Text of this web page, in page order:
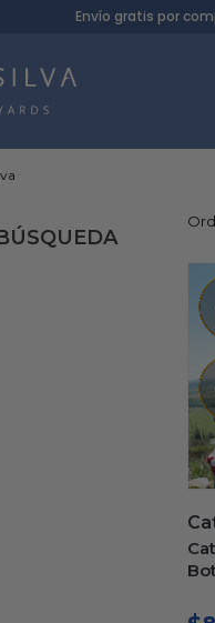
Envío gratis por